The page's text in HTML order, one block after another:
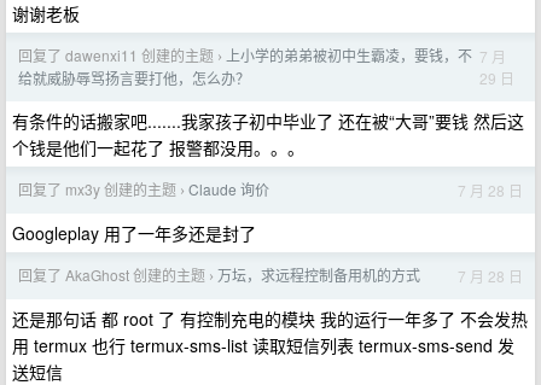
谢谢老板
回复了 dawenxi11 创建的主题 ›
上小学的弟弟被初中生霸凌，要钱，不
给就威胁辱骂扬言要打他，怎么办？
7 月
29 日
有条件的话搬家吧.......我家孩子初中毕业了 还在被“大哥”要钱 然后这
个钱是他们一起花了 报警都没用。。。
回复了 mx3y 创建的主题 › Claude 询价 7 月 28 日
Googleplay 用了一年多还是封了
回复了 AkaGhost 创建的主题 › 万坛，求远程控制备用机的方式 7 月 28 日
还是那句话 都 root 了 有控制充电的模块 我的运行一年多了 不会发热
用 termux 也行 termux-sms-list 读取短信列表 termux-sms-send 发
送短信